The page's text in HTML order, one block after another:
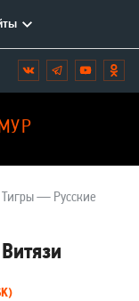
Вконтакте
Telegram
YouTube
— Русские